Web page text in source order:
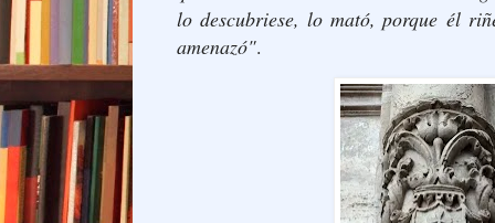
lo descubriese, lo mató, porque él
amenazó".